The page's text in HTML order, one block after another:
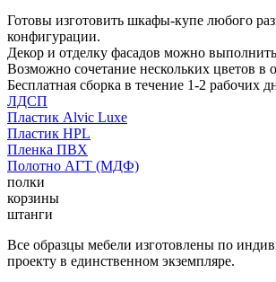
Готовы изготовить шкафы-купе любого
конфигурации.
Декор и отделку фасадов можно
Возможно сочетание нескольких цветов в
Бесплатная сборка в течение 1-2 рабочих
ЛДСП
Пластик Alvic Luxe
Пластик HPL
Пленка ПВХ
Полотно АГТ (МДФ)
полки
корзины
штанги
Все образцы мебели изготовлены по
проекту в единственном экземпляре.